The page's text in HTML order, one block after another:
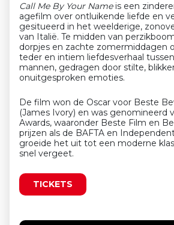
Call Me By Your Nameis een
agefilm over ontluikende liefde en
gesitueerd in het weelderige,
van Italië. Te midden van
dorpjes en zachte zomermiddagen
teder en intiem liefdesverhaal
mannen, gedragen door stilte,
onuitgesproken emoties.
De film won de Oscar voor Beste
(James Ivory) en was genomineerd
Awards, waaronder Beste Film en
prijzen als de BAFTA en
groeide het uit tot een moderne
snel vergeet.
TICKETS